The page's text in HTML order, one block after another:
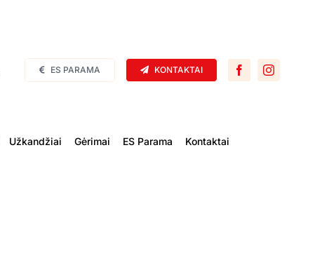
ES PARAMA KONTAKTAI
Užkandžiai Gėrimai ES Parama Kontaktai